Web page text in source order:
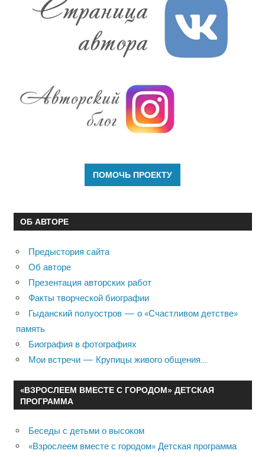
ОБ АВТОРЕ
Предыстория сайта
Об авторе
Презентация авторских работ
Факты творческой биографии
Гыданский полуостров — о «Счастливом детстве»
память
Биография в фотографиях
Мои встречи — Крупицы живого общения…
«ВЗРОСЛЕЕМ ВМЕСТЕ С ГОРОДОМ» ДЕТСКАЯ
ПРОГРАММА
Беседы с детьми о высоком
«Взрослеем вместе с городом» Детская программа